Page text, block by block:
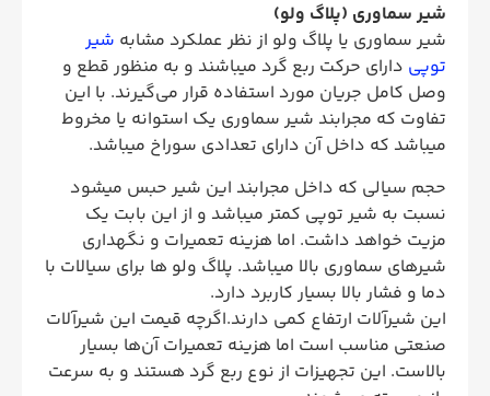
شیر سماوری (پلاگ ولو)
شیر سماوری یا پلاگ ولو از نظر عملکرد مشابه شیر
توپی دارای حرکت ربع گرد میباشند و به منظور قطع و
وصل کامل جریان مورد استفاده قرار می‌گیرند. با این
تفاوت که مجرابند شیر سماوری یک استوانه یا مخروط
میباشد که داخل آن دارای تعدادی سوراخ میباشد.
حجم سیالی که داخل مجرابند این شیر حبس میشود
نسبت به شیر توپی کمتر میباشد و از این بابت یک
مزیت خواهد داشت. اما هزینه تعمیرات و نگهداری
شیرهای سماوری بالا میباشد. پلاگ ولو ها برای سیالات با
دما و فشار بالا بسیار کاربرد دارد.
این شیرآلات ارتفاع کمی دارند.اگرچه قیمت این شیرآلات
صنعتی مناسب است اما هزینه تعمیرات آن‌ها بسیار
بالاست. این تجهیزات از نوع ربع گرد هستند و به سرعت